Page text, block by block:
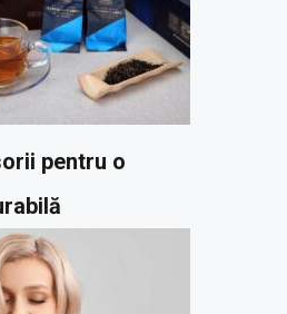
pentru o